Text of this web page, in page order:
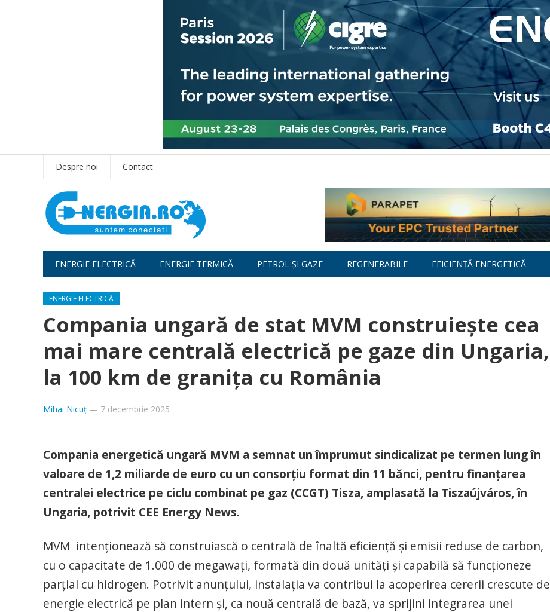
Despre noi Contact
ENERGIE ELECTRICĂ ENERGIE TERMICĂ PETROL ȘI GAZE REGENERABILE EFICIENȚĂ ENERGETICĂ
ENERGIE ELECTRICĂ
Compania ungară de stat MVM construiește cea
mai mare centrală electrică pe gaze din Ungaria,
la 100 km de granița cu România
Mihai Nicuț — 7 decembrie 2025
Compania energetică ungară MVM a semnat un împrumut sindicalizat pe termen lung în
valoare de 1,2 miliarde de euro cu un consorțiu format din 11 bănci, pentru finanțarea
centralei electrice pe ciclu combinat pe gaz (CCGT) Tisza, amplasată la Tiszaújváros, în
Ungaria, potrivit CEE Energy News.
MVM intenționează să construiască o centrală de înaltă eficiență și emisii reduse de carbon,
cu o capacitate de 1.000 de megawați, formată din două unități și capabilă să funcționeze
parțial cu hidrogen. Potrivit anunțului, instalația va contribui la acoperirea cererii crescute de
energie electrică pe plan intern și, ca nouă centrală de bază, va sprijini integrarea unei